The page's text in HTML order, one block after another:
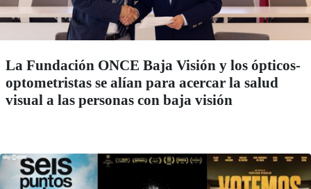
La Fundación ONCE Baja Visión y los ópticos-
optometristas se alían para acercar la salud
visual a las personas con baja visión